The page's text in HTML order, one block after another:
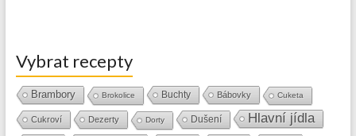
Vybrat recepty
Brambory Brokolice Buchty Bábovky Cuketa
Cukroví Dezerty Dorty Dušení Hlavní jídla